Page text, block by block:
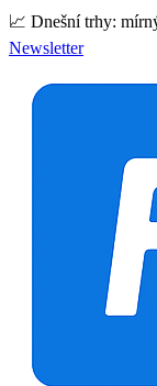
📈 Dnešní trhy:
Newsletter